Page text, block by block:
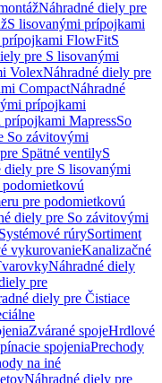
Náhradné diely pre
S lisovanými prípojkami
prípojkami FlowFitS
pre S lisovanými
VolexNáhradné diely pre
CompactNáhradné
prípojkami
MapressSo
So závitovými
Spätné ventilyS
diely pre S lisovanými
pre podomietkovú
diely pre So závitovými
Systémové rúrySortiment
vykurovanieKanalizačné
Náhradné diely
pre
diely pre Čistiace
Zvárané spojeHrdlové
spojeniaPrechody
na iné
Náhradné diely pre